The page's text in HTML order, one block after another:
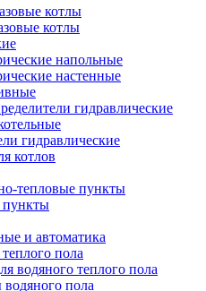
котлы
котлы
напольные
настенные
гидравлические
гидравлические
котлов
тепловые пункты
пункты
и автоматика
пола
водяного теплого пола
пола